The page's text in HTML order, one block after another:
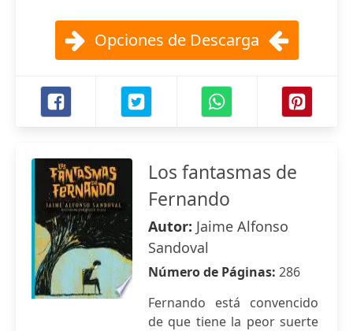
Opciones de Descarga
Los fantasmas de
Fernando
Autor: Jaime Alfonso
Sandoval
Número de Páginas: 286
Fernando está convencido
de que tiene la peor suerte